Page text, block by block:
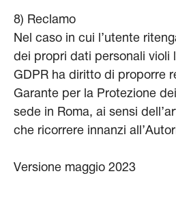
8) Reclamo
Nel caso in cui l’utente
dei propri dati personali violi
GDPR ha diritto di proporre
Garante per la Protezione
sede in Roma, ai sensi
che ricorrere innanzi
Versione maggio 2023